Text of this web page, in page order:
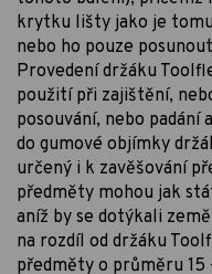
krytku lišty jako je
nebo ho pouze
Provedení držáku
použití při zajištění,
posouvání, nebo padání
do gumové objímky
určený i k zavěšování
předměty mohou jak
aníž by se dotýkali
na rozdíl od držáku
předměty o průměru